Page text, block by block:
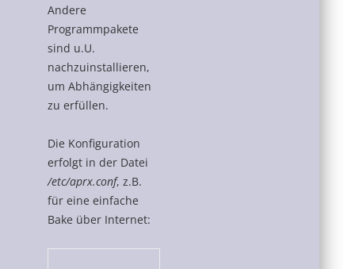
Andere
Programmpakete
sind u.U.
nachzuinstallieren,
um Abhängigkeiten
zu erfüllen.
Die Konfiguration
erfolgt in der Datei
/etc/aprx.conf, z.B.
für eine einfache
Bake über Internet: